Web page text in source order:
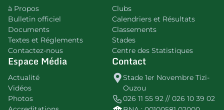
à Propos
Bulletin officiel
Documents
Textes et Réglements
Contactez-nous
Clubs
Calendriers et Résultats
Classements
Stades
Centre des Statistiques
Espace Média
Actualité
Vidéos
Photos
Contact
Stade 1er Novembre Tizi-
Ouzou
026 11 55 92 // 026 10 39 02